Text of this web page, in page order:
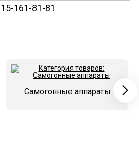
161-81-81
Самогонные аппараты